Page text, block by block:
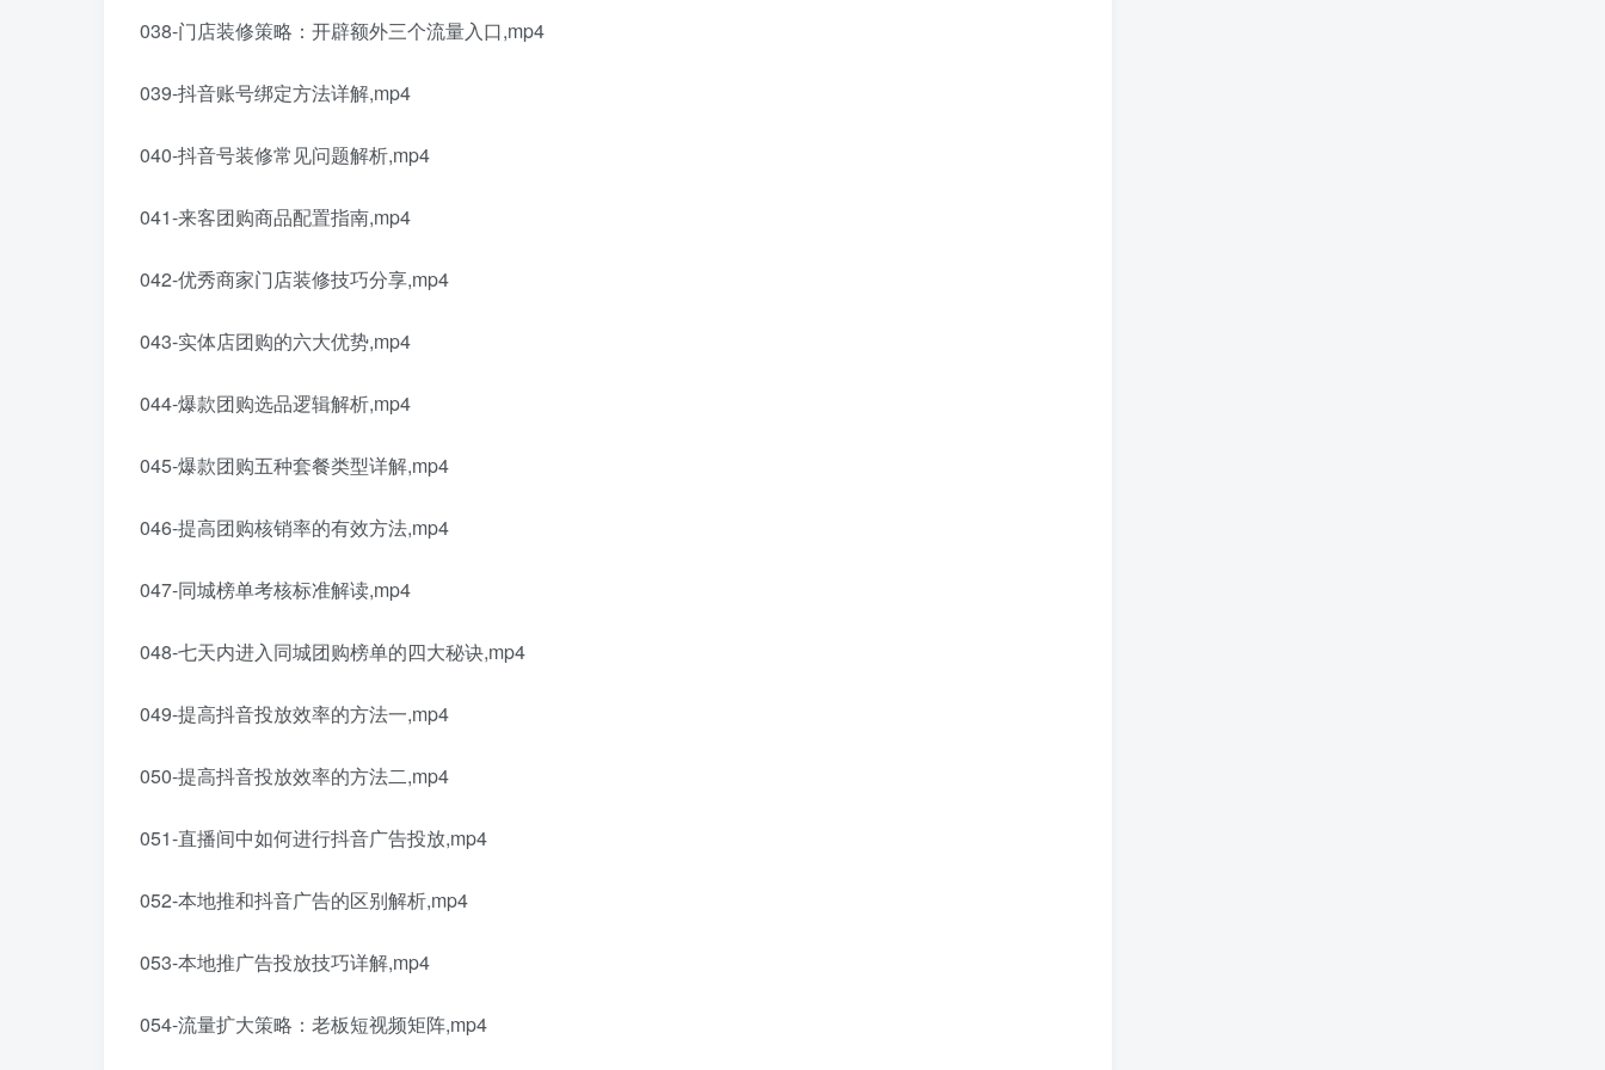
038-门店装修策略：开辟额外三个流量入口,mp4
039-抖音账号绑定方法详解,mp4
040-抖音号装修常见问题解析,mp4
041-来客团购商品配置指南,mp4
042-优秀商家门店装修技巧分享,mp4
043-实体店团购的六大优势,mp4
044-爆款团购选品逻辑解析,mp4
045-爆款团购五种套餐类型详解,mp4
046-提高团购核销率的有效方法,mp4
047-同城榜单考核标准解读,mp4
048-七天内进入同城团购榜单的四大秘诀,mp4
049-提高抖音投放效率的方法一,mp4
050-提高抖音投放效率的方法二,mp4
051-直播间中如何进行抖音广告投放,mp4
052-本地推和抖音广告的区别解析,mp4
053-本地推广告投放技巧详解,mp4
054-流量扩大策略：老板短视频矩阵,mp4